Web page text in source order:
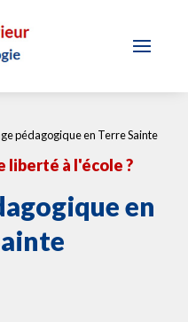
pédagogique en Terre Sainte
liberté à l'école ?
en